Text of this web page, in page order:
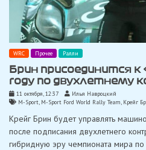
WRC Прочее Ралли
Брин присоединится к
году по двухлетнему
11 октября, 12:37
Илья Навроцкий
M-Sport M-Sport Ford World Rally Team Крейг
Крейг Брин будет управлять
после подписания двухлетнего
гибридную эру чемпионата мира по